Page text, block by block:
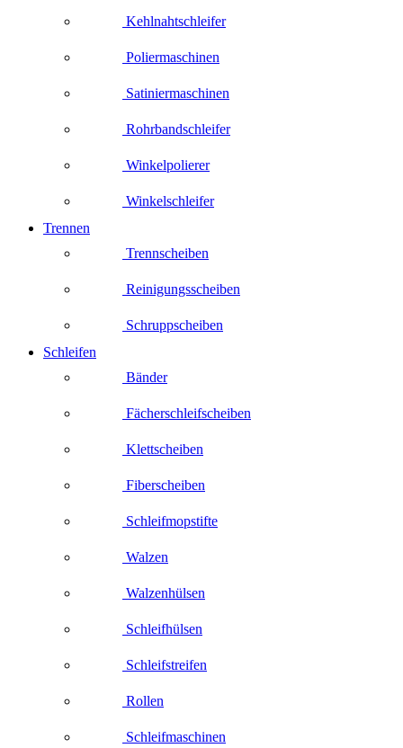
Kehlnahtschleifer
Poliermaschinen
Satiniermaschinen
Rohrbandschleifer
Winkelpolierer
Winkelschleifer
Trennen
Trennscheiben
Reinigungsscheiben
Schruppscheiben
Schleifen
Bänder
Fächerschleifscheiben
Klettscheiben
Fiberscheiben
Schleifmopstifte
Walzen
Walzenhülsen
Schleifhülsen
Schleifstreifen
Rollen
Schleifmaschinen